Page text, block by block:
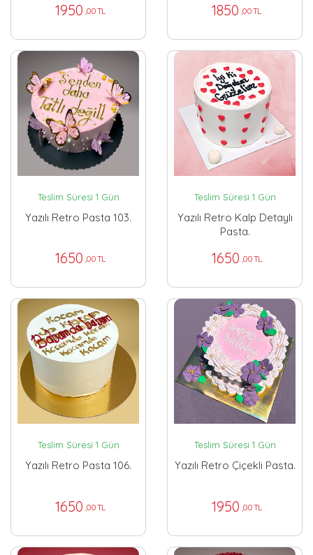
1950 ,00 TL 1850 ,00 TL
Teslim Süresi 1 Gün
Yazılı Retro Pasta 103.
1650 ,00 TL
Teslim Süresi 1 Gün
Yazılı Retro Kalp Detaylı
Pasta.
1650 ,00 TL
Teslim Süresi 1 Gün
Yazılı Retro Pasta 106.
1650 ,00 TL
Teslim Süresi 1 Gün
Yazılı Retro Çiçekli Pasta.
1950 ,00 TL